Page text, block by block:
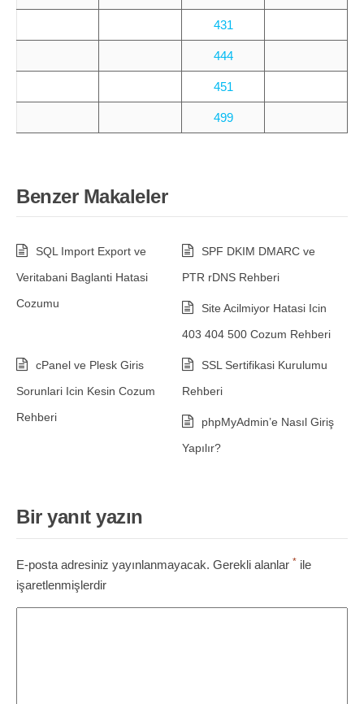
431
444
451
499
Benzer Makaleler
SQL Import Export ve
Veritabani Baglanti Hatasi
Cozumu
SPF DKIM DMARC ve
PTR rDNS Rehberi
Site Acilmiyor Hatasi Icin
403 404 500 Cozum Rehberi
cPanel ve Plesk Giris
Sorunlari Icin Kesin Cozum
Rehberi
SSL Sertifikasi Kurulumu
Rehberi
phpMyAdmin’e Nasıl Giriş
Yapılır?
Bir yanıt yazın
E-posta adresiniz yayınlanmayacak. Gerekli alanlar * ile
işaretlenmişlerdir